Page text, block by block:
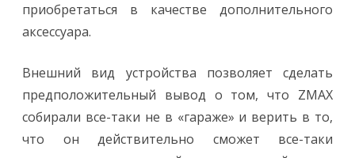
приобретаться в качестве дополнительного
аксессуара.
Внешний вид устройства позволяет сделать
предположительный вывод о том, что ZMAX
собирали все-таки не в «гараже» и верить в то,
что он действительно сможет все-таки